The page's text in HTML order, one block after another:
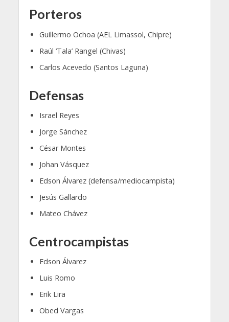
Porteros
Guillermo Ochoa (AEL Limassol, Chipre)
Raúl ‘Tala’ Rangel (Chivas)
Carlos Acevedo (Santos Laguna)
Defensas
Israel Reyes
Jorge Sánchez
César Montes
Johan Vásquez
Edson Álvarez (defensa/mediocampista)
Jesús Gallardo
Mateo Chávez
Centrocampistas
Edson Álvarez
Luis Romo
Erik Lira
Obed Vargas